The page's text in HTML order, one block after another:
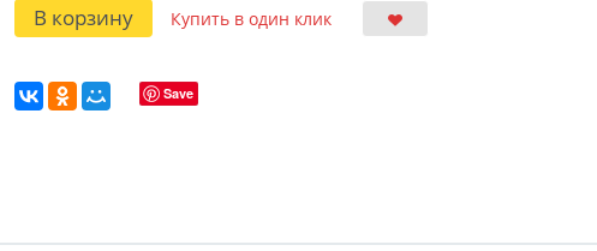
В корзину Купить в один клик
Save